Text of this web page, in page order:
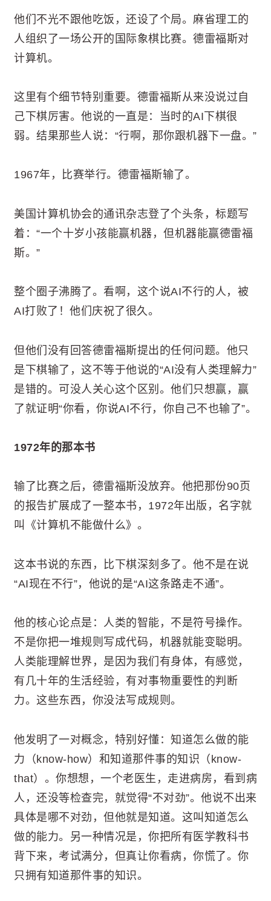
他们不光不跟他吃饭，还设了个局。麻省理工的
人组织了一场公开的国际象棋比赛。德雷福斯对
计算机。
这里有个细节特别重要。德雷福斯从来没说过自
己下棋厉害。他说的一直是：当时的AI下棋很
弱。结果那些人说：“行啊，那你跟机器下一盘。”
1967年，比赛举行。德雷福斯输了。
美国计算机协会的通讯杂志登了个头条，标题写
着：“一个十岁小孩能赢机器，但机器能赢德雷福
斯。”
整个圈子沸腾了。看啊，这个说AI不行的人，被
AI打败了！他们庆祝了很久。
但他们没有回答德雷福斯提出的任何问题。他只
是下棋输了，这不等于他说的“AI没有人类理解力”
是错的。可没人关心这个区别。他们只想赢，赢
了就证明“你看，你说AI不行，你自己不也输了”。
1972年的那本书
输了比赛之后，德雷福斯没放弃。他把那份90页
的报告扩展成了一整本书，1972年出版，名字就
叫《计算机不能做什么》。
这本书说的东西，比下棋深刻多了。他不是在说
“AI现在不行”，他说的是“AI这条路走不通”。
他的核心论点是：人类的智能，不是符号操作。
不是你把一堆规则写成代码，机器就能变聪明。
人类能理解世界，是因为我们有身体，有感觉，
有几十年的生活经验，有对事物重要性的判断
力。这些东西，你没法写成规则。
他发明了一对概念，特别好懂：知道怎么做的能
力（know-how）和知道那件事的知识（know-
that）。你想想，一个老医生，走进病房，看到病
人，还没等检查完，就觉得“不对劲”。他说不出来
具体是哪不对劲，但他就是知道。这叫知道怎么
做的能力。另一种情况是，你把所有医学教科书
背下来，考试满分，但真让你看病，你慌了。你
只拥有知道那件事的知识。